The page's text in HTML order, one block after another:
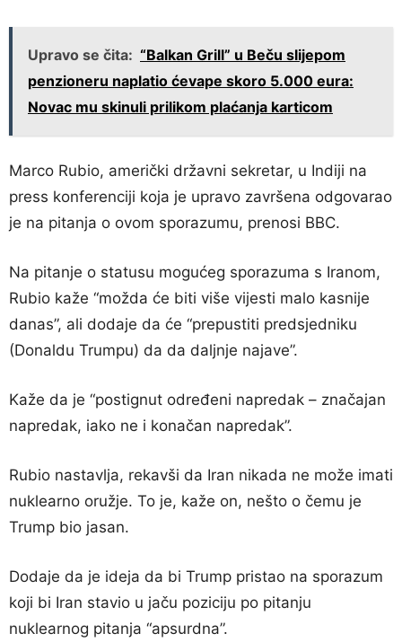
Upravo se čita: “Balkan Grill” u Beču slijepom
penzioneru naplatio ćevape skoro 5.000 eura:
Novac mu skinuli prilikom plaćanja karticom
Marco Rubio, američki državni sekretar, u Indiji na
press konferenciji koja je upravo završena odgovarao
je na pitanja o ovom sporazumu, prenosi BBC.
Na pitanje o statusu mogućeg sporazuma s Iranom,
Rubio kaže “možda će biti više vijesti malo kasnije
danas”, ali dodaje da će “prepustiti predsjedniku
(Donaldu Trumpu) da da daljnje najave”.
Kaže da je “postignut određeni napredak – značajan
napredak, iako ne i konačan napredak”.
Rubio nastavlja, rekavši da Iran nikada ne može imati
nuklearno oružje. To je, kaže on, nešto o čemu je
Trump bio jasan.
Dodaje da je ideja da bi Trump pristao na sporazum
koji bi Iran stavio u jaču poziciju po pitanju
nuklearnog pitanja “apsurdna”.